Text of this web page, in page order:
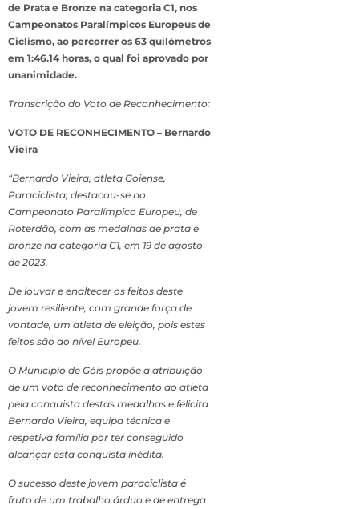
de Prata e Bronze na categoria C1, nos
Campeonatos Paralímpicos Europeus de
Ciclismo, ao percorrer os 63 quilómetros
em 1:46.14 horas, o qual foi aprovado por
unanimidade.
Transcrição do Voto de Reconhecimento:
VOTO DE RECONHECIMENTO – Bernardo
Vieira
“Bernardo Vieira, atleta Goiense,
Paraciclista, destacou-se no
Campeonato Paralímpico Europeu, de
Roterdão, com as medalhas de prata e
bronze na categoria C1, em 19 de agosto
de 2023.
De louvar e enaltecer os feitos deste
jovem resiliente, com grande força de
vontade, um atleta de eleição, pois estes
feitos são ao nível Europeu.
O Município de Góis propõe a atribuição
de um voto de reconhecimento ao atleta
pela conquista destas medalhas e felicita
Bernardo Vieira, equipa técnica e
respetiva família por ter conseguido
alcançar esta conquista inédita.
O sucesso deste jovem paraciclista é
fruto de um trabalho árduo e de entrega